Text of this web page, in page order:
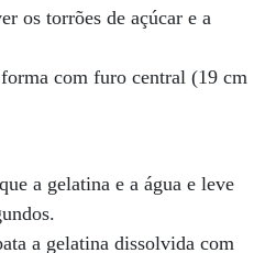
os torrões de açúcar e a
com furo central (19 cm
a gelatina e a água e leve
a gelatina dissolvida com